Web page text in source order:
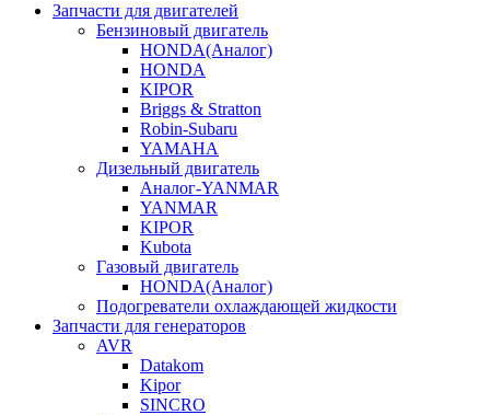
Запчасти для двигателей
Бензиновый двигатель
HONDA(Aналог)
HONDA
KIPOR
Briggs & Stratton
Robin-Subaru
YAMAHA
Дизельный двигатель
Аналог-YANMAR
YANMAR
KIPOR
Kubota
Газовый двигатель
HONDA(Aналог)
Подогреватели охлаждающей жидкости
Запчасти для генераторов
AVR
Datakom
Kipor
SINCRO